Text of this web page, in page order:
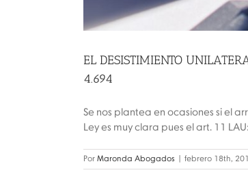
EL DESISTIMIENTO
4.694
Se nos plantea en ocasiones si el
Ley es muy clara pues el art. 11
Por Maronda Abogados febrero 18th,